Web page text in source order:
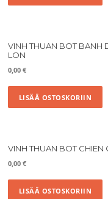
VINH THUAN BOT BANH
LON
0,00€
LISÄÄ OSTOSKORIIN
VINH THUAN BOT CHIEN
0,00€
LISÄÄ OSTOSKORIIN